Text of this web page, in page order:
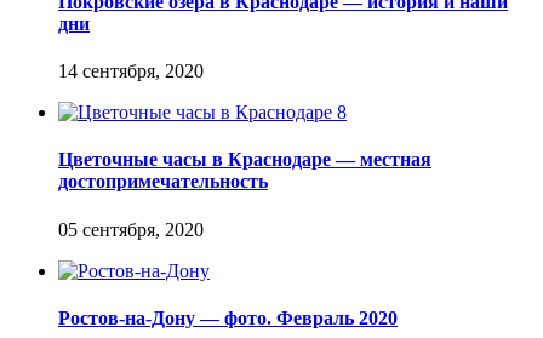
дни
Цветочные часы в Краснодаре — местная
достопримечательность
Ростов-на-Дону — фото. Февраль 2020